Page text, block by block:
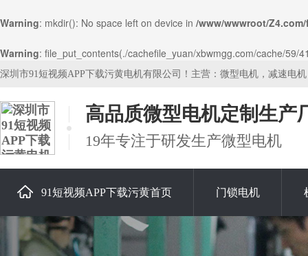
Warning: mkdir(): No space left on device in /www/wwwroot/
Warning: file_put_contents(./cachefile_yuan/xbwmgg.com/cache/
深圳市91短视频APP下载污黄电机有限公司！主营：微型电机，减速电
高品质微型电机定制生产
19年专注于研发生产微型电机
91短视频APP下载污黄首页 门锁电机
关于91短视频APP下载污黄